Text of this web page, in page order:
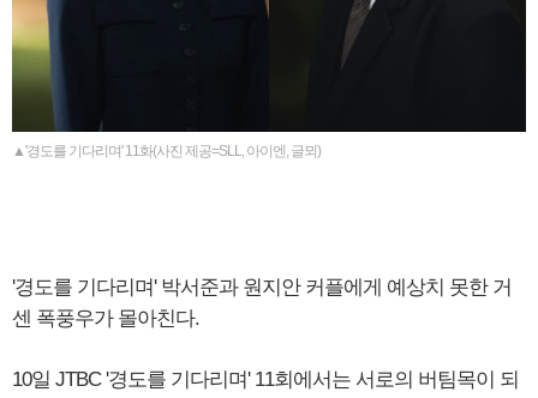
▲'경도를 기다리며' 11화(사진 제공=SLL, 아이엔, 글뫼)
'경도를 기다리며' 박서준과 원지안 커플에게 예상치 못한 거
센 폭풍우가 몰아친다.
10일 JTBC '경도를 기다리며' 11회에서는 서로의 버팀목이 되